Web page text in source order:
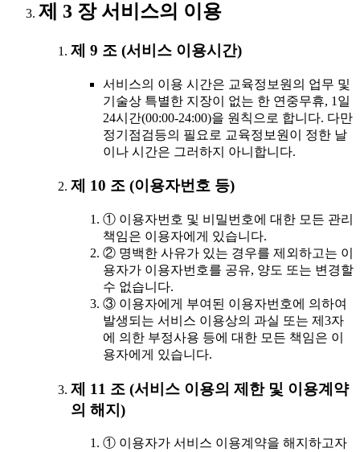
제 3 장 서비스의 이용
제 9 조 (서비스 이용시간)
서비스의 이용 시간은 교육정보원의 업무 및
기술상 특별한 지장이 없는 한 연중무휴, 1일
24시간(00:00-24:00)을 원칙으로 합니다. 다만
정기점검등의 필요로 교육정보원이 정한 날
이나 시간은 그러하지 아니합니다.
제 10 조 (이용자번호 등)
① 이용자번호 및 비밀번호에 대한 모든 관리
책임은 이용자에게 있습니다.
② 명백한 사유가 있는 경우를 제외하고는 이
용자가 이용자번호를 공유, 양도 또는 변경할
수 없습니다.
③ 이용자에게 부여된 이용자번호에 의하여
발생되는 서비스 이용상의 과실 또는 제3자
에 의한 부정사용 등에 대한 모든 책임은 이
용자에게 있습니다.
제 11 조 (서비스 이용의 제한 및 이용계약
의 해지)
① 이용자가 서비스 이용계약을 해지하고자